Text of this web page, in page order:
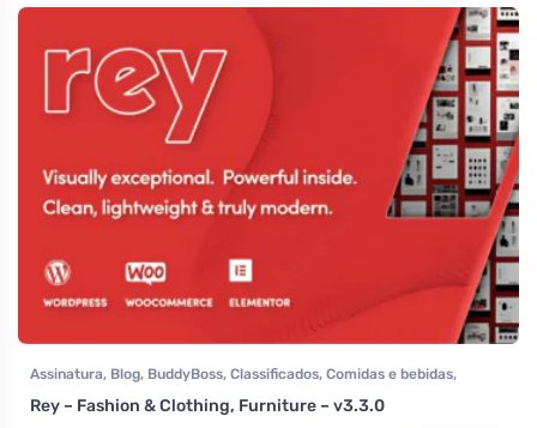
Assinatura, Blog, BuddyBoss, Classificados, Comidas e bebidas,
Hotel / Viagem Imobiliária
Multiuso , Portfolio, Saúde e Beleza , Som e video, Tecnologia
Rey – Fashion & Clothing, Furniture – v3.3.0